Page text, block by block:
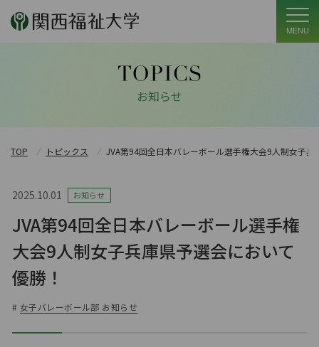
MENU
お知らせ
TOP トピックス JVA第94回全日本バレーボール選手権大会9人制女子
2025.10.01 お知らせ
JVA第94回全日本バレーボール選手権
大会9人制女子兵庫県予選会において
優勝！
# 女子バレーボール部 お知らせ